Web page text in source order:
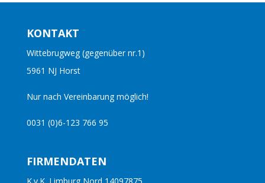
KONTAKT
Wittebrugweg (gegenüber nr.1)
5961 NJ Horst
Nur nach Vereinbarung möglich!
0031 (0)6-123 766 95
FIRMENDATEN